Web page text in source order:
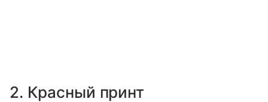
2. Красный принт